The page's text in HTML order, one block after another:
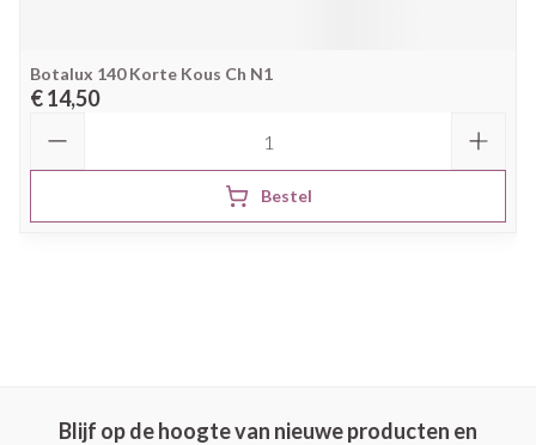
Botalux 140 Korte Kous Ch N1
€ 14,50
Bestel
Blijf op de hoogte van nieuwe producten en